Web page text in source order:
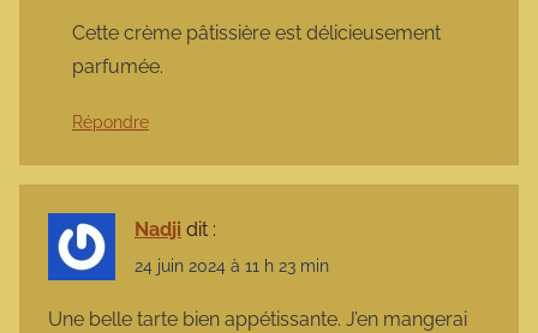
Cette crème pâtissière est délicieusement
parfumée.
Répondre
Nadji dit :
24 juin 2024 à 11 h 23 min
Une belle tarte bien appétissante. J’en mangerai